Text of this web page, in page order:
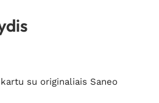
su originaliais Saneo